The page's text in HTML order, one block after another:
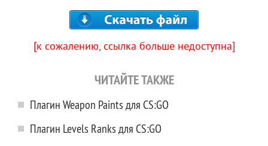
[к сожалению, ссылка больше недоступна]
ЧИТАЙТЕ ТАКЖЕ
Плагин Weapon Paints для CS:GO
Плагин Levels Ranks для CS:GO